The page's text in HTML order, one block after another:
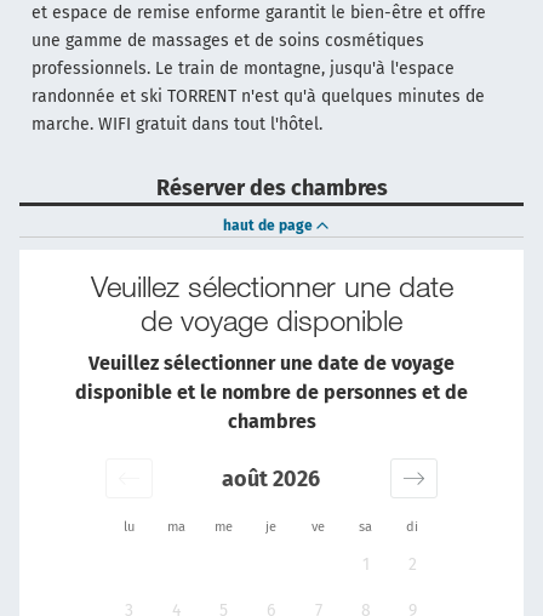
et espace de remise enforme garantit le bien-être et offre
une gamme de massages et de soins cosmétiques
professionnels. Le train de montagne, jusqu'à l'espace
randonnée et ski TORRENT n'est qu'à quelques minutes de
marche. WIFI gratuit dans tout l'hôtel.
Réserver des chambres
haut de page
Veuillez sélectionner une date
de voyage disponible
Veuillez sélectionner une date de voyage
disponible et le nombre de personnes et de
chambres
lu ma me je ve sa di
août 2026
1 2
3 4 5 6 7 8 9